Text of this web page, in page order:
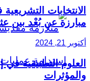
الانتخابات
مبارزة عن بُعْد بين
أكتوبر 21, 2024
العلوم التطبيقية في
والمؤثرات